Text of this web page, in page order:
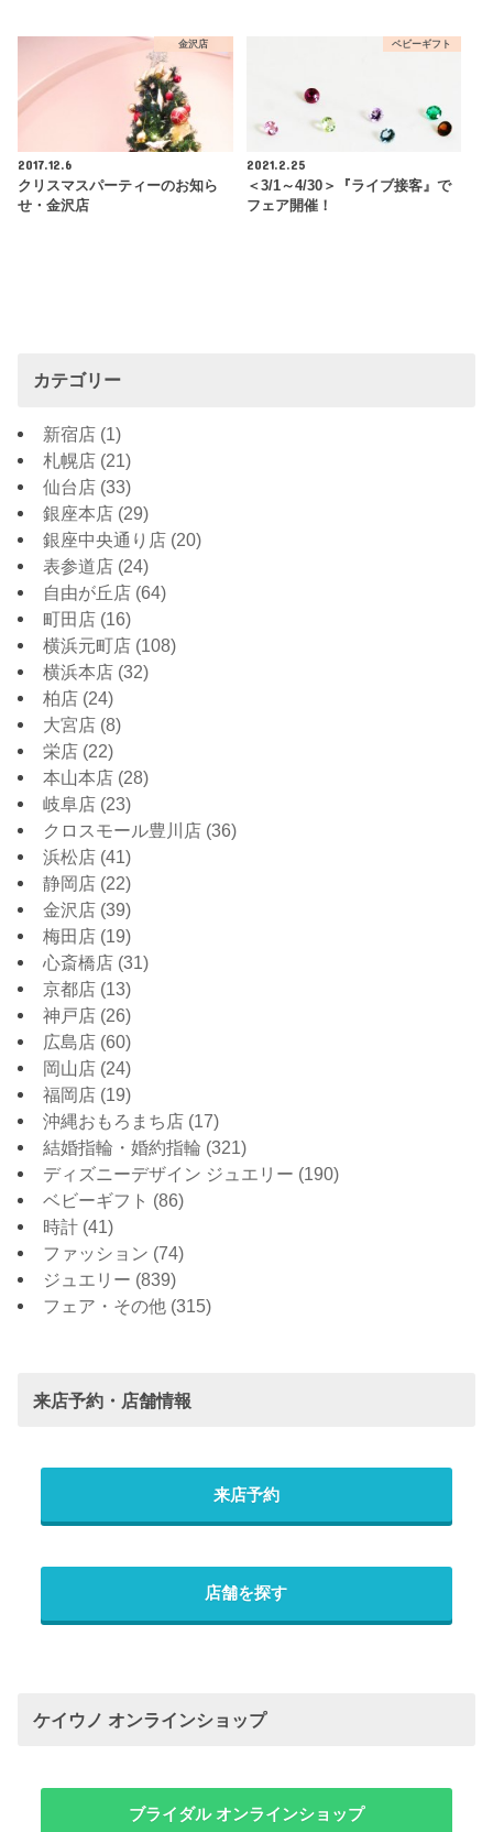
金沢店
2017.12.6
クリスマスパーティーのお知ら
せ・金沢店
ベビーギフト
2021.2.25
＜3/1～4/30＞『ライブ接客』で
フェア開催！
カテゴリー
新宿店 (1)
札幌店 (21)
仙台店 (33)
銀座本店 (29)
銀座中央通り店 (20)
表参道店 (24)
自由が丘店 (64)
町田店 (16)
横浜元町店 (108)
横浜本店 (32)
柏店 (24)
大宮店 (8)
栄店 (22)
本山本店 (28)
岐阜店 (23)
クロスモール豊川店 (36)
浜松店 (41)
静岡店 (22)
金沢店 (39)
梅田店 (19)
心斎橋店 (31)
京都店 (13)
神戸店 (26)
広島店 (60)
岡山店 (24)
福岡店 (19)
沖縄おもろまち店 (17)
結婚指輪・婚約指輪 (321)
ディズニーデザイン ジュエリー (190)
ベビーギフト (86)
時計 (41)
ファッション (74)
ジュエリー (839)
フェア・その他 (315)
来店予約・店舗情報
来店予約
店舗を探す
ケイウノ オンラインショップ
ブライダル オンラインショップ